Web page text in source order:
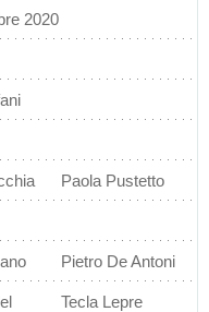
2020
Paola Pustetto
Pietro De Antoni
Tecla Lepre